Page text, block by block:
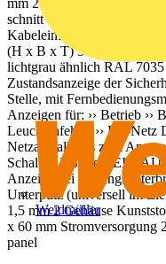
Weidmüller
mm 2 eingebauter Abgang
schnitt 10 mm 2 , optional
Kabeleinführungen von 2
(H x B x T) 350 x 350 x
lichtgrau ähnlich RAL
Zustandsanzeige der
Stelle, mit
Anzeigen für: ›› Betrieb ››
Leuchtenfehler ›› DS-Netz
Netzausfalls bis zum
Schalter: DS-Netz EIN/
Anzeige bei
Unterputz (universell im
1,5 mm 2 Gehäuse
x 60 mm Stromversorgung
panel